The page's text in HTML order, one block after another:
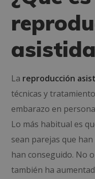
La reproducción
técnicas y
embarazo en
Lo más habitual es
sean parejas que
han conseguido. No
también ha